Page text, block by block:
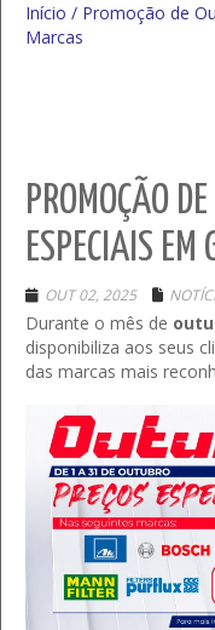
Início / Promoção de
Marcas
PROMOÇÃO
ESPECIAIS EM
OUT 02, 2025
Durante o mês de
disponibiliza aos seus
das marcas mais